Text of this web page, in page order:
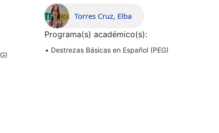
Torres Cruz, Elba
Programa(s) académico(s):
• Destrezas Básicas en Español (PEG)